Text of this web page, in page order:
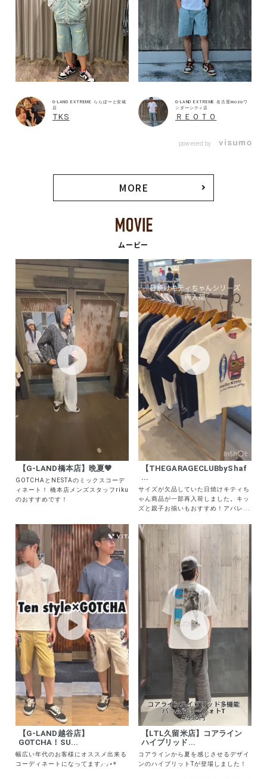
G-LAND EXTREME ららぽーと安城
店
TKS
G-LAND EXTREME 名古屋mozoワ
ンダーシティ店
ＲＥＯＴＯ
powered by
MORE
ムービー
【G-LAND橋本店】晩夏🧡
GOTCHAとNESTAのミックスコーデ
ィネート！ 橋本店メンズスタッフriku
のおすすめです！
【THEGARAGECLUBbyShaf
...
サイズが欠品していた日焼けキティち
ゃん商品が一部再入荷しました。キッ
ズと親子お揃いもおすすめ！アパレ...
【G-LAND越谷店】
GOTCHA！SU...
幅広い年代のお客様にオススメ出来る
コーディネートになってます⸝·⸝⋆꙳
【LTL久留米店】コアライン
ハイブリッド...
コアラインから夏を感じさせるデザイ
ンのハイブリットTが登場しました！